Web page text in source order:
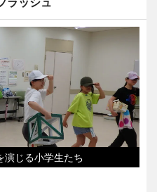
演じる小学生たち